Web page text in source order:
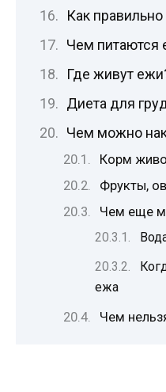
Как
Чем питаются
Где живут
Диета для
Чем можно
Корм
Фрукты,
Чем еще
ежа
Чем